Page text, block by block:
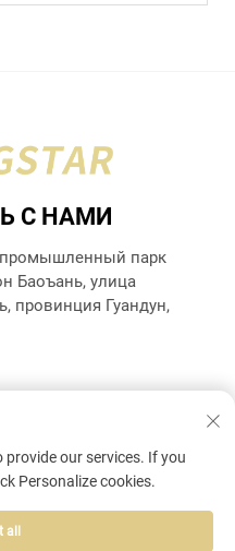
С НАМИ
промышленный парк
Баоъань, улица
провинция Гуандун,
And Cases Co., Ltd. Все
-БЛОГ
provide our services. If you
Personalize cookies.
all